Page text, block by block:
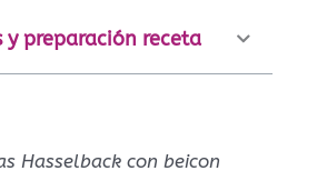
y preparación receta
Hasselback con beicon